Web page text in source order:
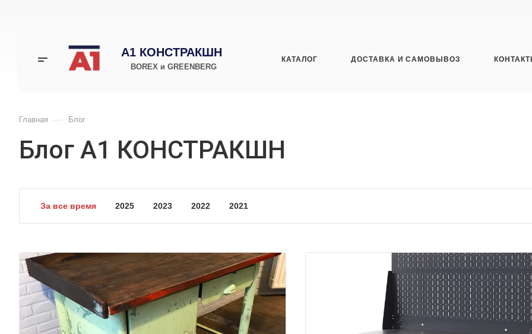
А1 КОНСТРАКШН
BOREX и GREENBERG
КАТАЛОГ ДОСТАВКА И САМОВЫВОЗ
Главная — Блог
Блог А1 КОНСТРАКШН
За все время 2025 2023 2022 2021